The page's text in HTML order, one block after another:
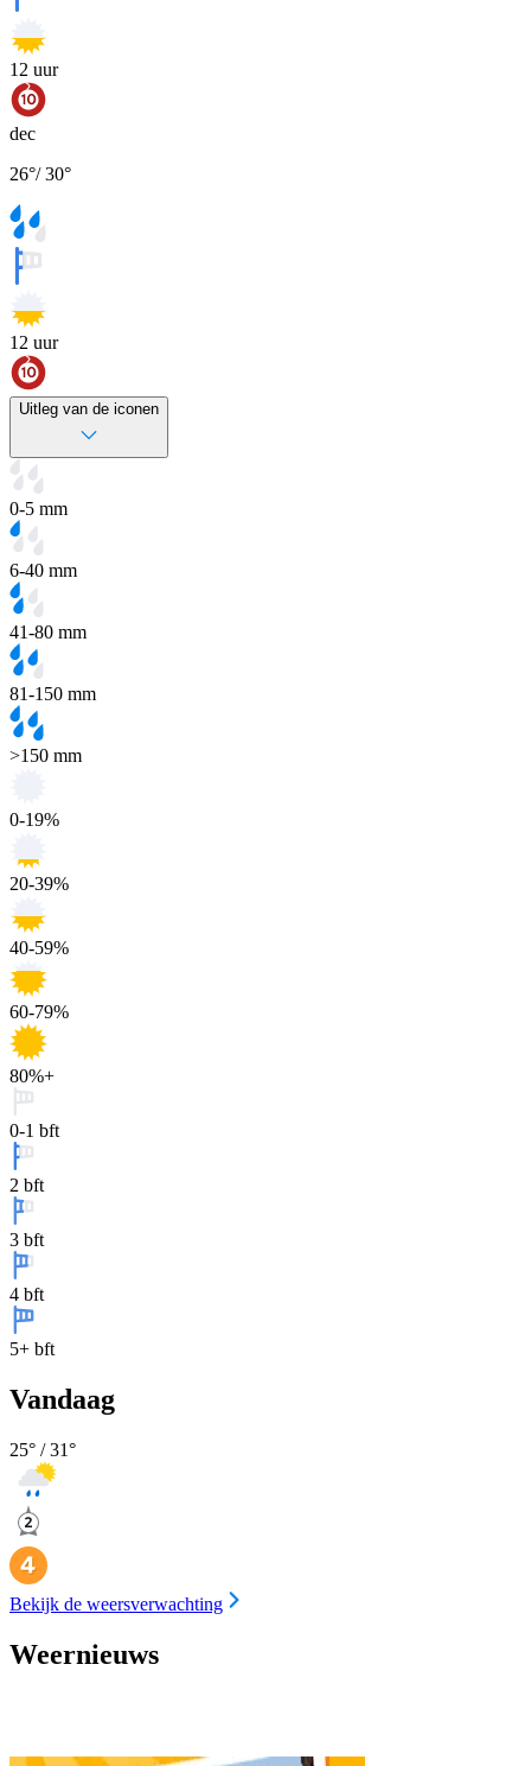
12 uur
dec
26°/30°
12 uur
Uitleg van de iconen
0-5 mm
6-40 mm
41-80 mm
81-150 mm
>150 mm
0-19%
20-39%
40-59%
60-79%
80%+
0-1 bft
2 bft
3 bft
4 bft
5+ bft
Vandaag
25° /31°
Bekijk de weersverwachting
Weernieuws